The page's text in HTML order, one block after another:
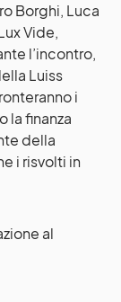
Borghi, Luca
Vide,
l’incontro,
Luiss
i
la finanza
della
i risvolti in
al